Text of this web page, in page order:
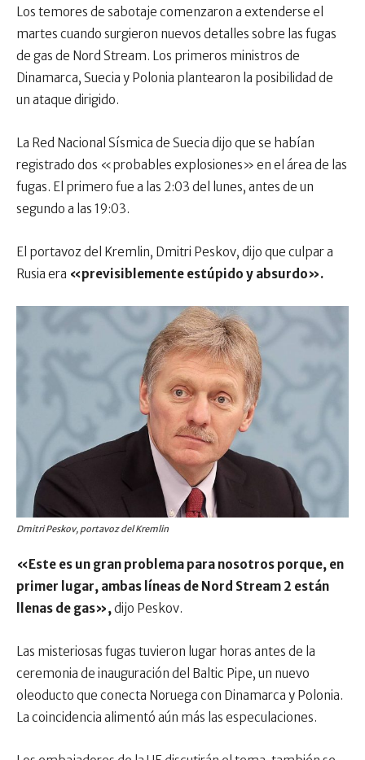
Los temores de sabotaje comenzaron a extenderse el
martes cuando surgieron nuevos detalles sobre las fugas
de gas de Nord Stream. Los primeros ministros de
Dinamarca, Suecia y Polonia plantearon la posibilidad de
un ataque dirigido.
La Red Nacional Sísmica de Suecia dijo que se habían
registrado dos «probables explosiones» en el área de las
fugas. El primero fue a las 2:03 del lunes, antes de un
segundo a las 19:03.
El portavoz del Kremlin, Dmitri Peskov, dijo que culpar a
Rusia era «previsiblemente estúpido y absurdo».
Dmitri Peskov, portavoz del Kremlin
«Este es un gran problema para nosotros porque, en
primer lugar, ambas líneas de Nord Stream 2 están
llenas de gas»,dijo Peskov.
Las misteriosas fugas tuvieron lugar horas antes de la
ceremonia de inauguración del Baltic Pipe, un nuevo
oleoducto que conecta Noruega con Dinamarca y Polonia.
La coincidencia alimentó aún más las especulaciones.